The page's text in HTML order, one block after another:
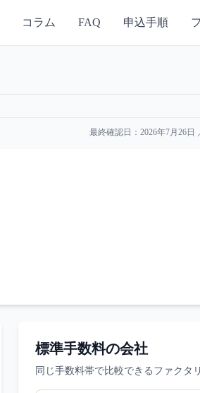
コラム FAQ 申込手順
最終確認日： 2026年7月26日
標準手数料の会社
同じ手数料帯で比較できるファクタ